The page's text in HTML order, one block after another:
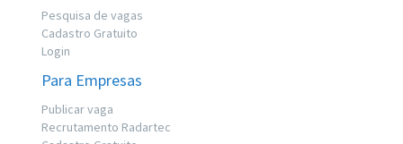
Pesquisa de vagas
Cadastro Gratuito
Login
Para Empresas
Publicar vaga
Recrutamento Radartec